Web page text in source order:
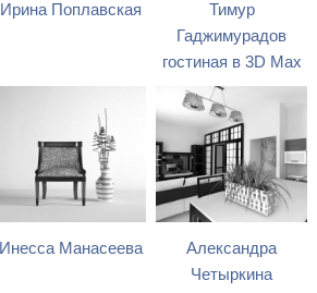
Ирина Поплавская
Тимур
Гаджимурадов
гостиная в 3D Max
Инесса Манасеева
Александра
Четыркина